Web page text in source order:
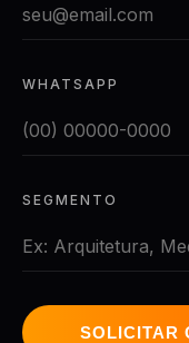
WHATSAPP
SEGMENTO
SOLICITAR